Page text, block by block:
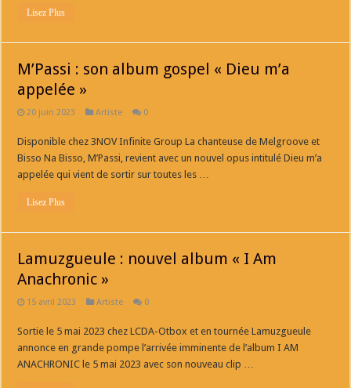
Lisez Plus
M’Passi : son album gospel « Dieu m’a
appelée »
20 juin 2023 Artiste 0
Disponible chez 3NOV Infinite Group La chanteuse de Melgroove et
Bisso Na Bisso, M’Passi, revient avec un nouvel opus intitulé Dieu m’a
appelée qui vient de sortir sur toutes les …
Lisez Plus
Lamuzgueule : nouvel album « I Am
Anachronic »
15 avril 2023 Artiste 0
Sortie le 5 mai 2023 chez LCDA-Otbox et en tournée Lamuzgueule
annonce en grande pompe l’arrivée imminente de l’album I AM
ANACHRONIC le 5 mai 2023 avec son nouveau clip …